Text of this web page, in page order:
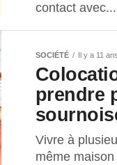
contact avec...
SOCIÉTÉ Il y a 11 ans
prendre
Vivre à
même